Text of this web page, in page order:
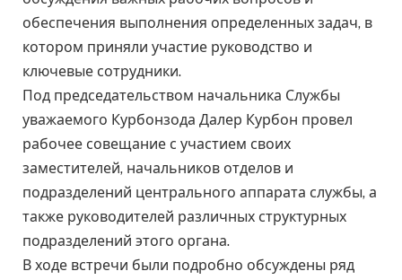
обеспечения выполнения определенных задач, в
котором приняли участие руководство и
ключевые сотрудники.
Под председательством начальника Службы
уважаемого Курбонзода Далер Курбон провел
рабочее совещание с участием своих
заместителей, начальников отделов и
подразделений центрального аппарата службы, а
также руководителей различных структурных
подразделений этого органа.
В ходе встречи были подробно обсуждены ряд